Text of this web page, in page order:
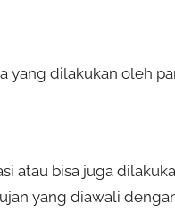
yang dilakukan oleh
atau bisa juga
yang diawali